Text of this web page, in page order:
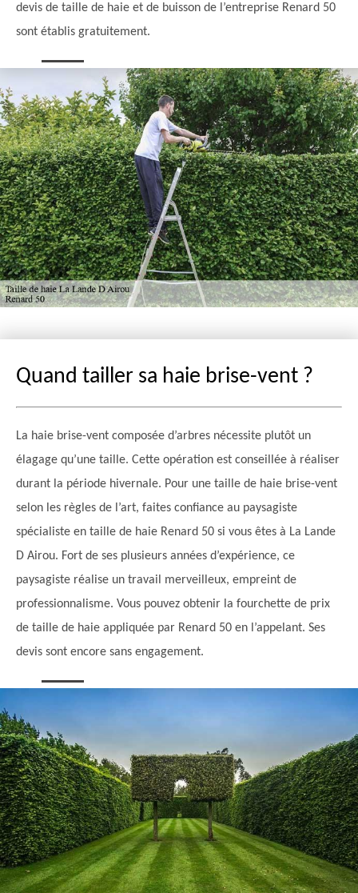
devis de taille de haie et de buisson de l’entreprise Renard 50
sont établis gratuitement.
Quand tailler sa haie brise-vent ?
La haie brise-vent composée d’arbres nécessite plutôt un
élagage qu’une taille. Cette opération est conseillée à réaliser
durant la période hivernale. Pour une taille de haie brise-vent
selon les règles de l’art, faites confiance au paysagiste
spécialiste en taille de haie Renard 50 si vous êtes à La Lande
D Airou. Fort de ses plusieurs années d’expérience, ce
paysagiste réalise un travail merveilleux, empreint de
professionnalisme. Vous pouvez obtenir la fourchette de prix
de taille de haie appliquée par Renard 50 en l’appelant. Ses
devis sont encore sans engagement.